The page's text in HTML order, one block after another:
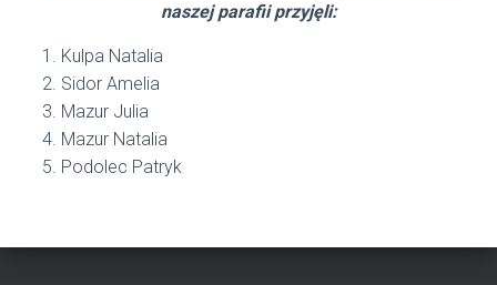
naszej parafii przyjęli:
Kulpa Natalia
Sidor Amelia
Mazur Julia
Mazur Natalia
Podolec Patryk